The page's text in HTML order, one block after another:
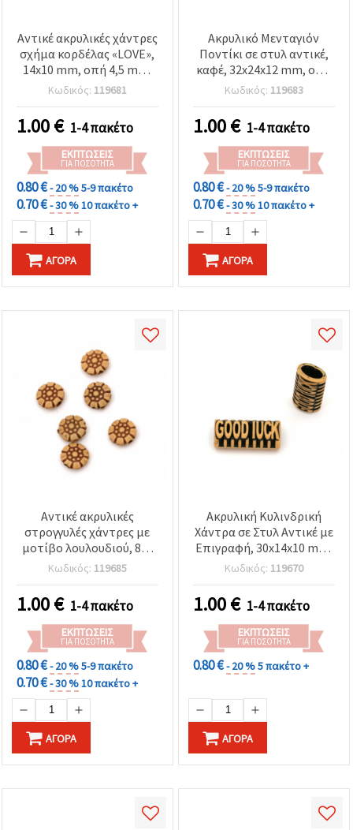
Αντικέ ακρυλικές χάντρες
σχήμα κορδέλας «LOVE»,
14x10 mm, οπή 4,5 mm,
καφέ, 50 g (~80 τεμ.)
Κωδικός: 119681
1.00€ 1-4 πακέτο
ΕΚΠΤΏΣΕΙΣ
ΓΙΑ ΠΟΣΌΤΗΤΑ
0.80 €- 20 %5-9 πακέτο
0.70 €- 30 %10 πακέτο +
ΑΓΟΡΆ
Ακρυλικό Μενταγιόν
Ποντίκι σε στυλ αντικέ,
καφέ, 32x24x12 mm, οπή
3 mm - 50 γρ. (~20 τεμ.)
Κωδικός: 119683
1.00€ 1-4 πακέτο
ΕΚΠΤΏΣΕΙΣ
ΓΙΑ ΠΟΣΌΤΗΤΑ
0.80 €- 20 %5-9 πακέτο
0.70 €- 30 %10 πακέτο +
ΑΓΟΡΆ
Αντικέ ακρυλικές
στρογγυλές χάντρες με
μοτίβο λουλουδιού, 8x5
mm, τρύπα: 1,5 mm,
καφέ – 50 g (~230 τεμ.)
Κωδικός: 119685
1.00€ 1-4 πακέτο
ΕΚΠΤΏΣΕΙΣ
ΓΙΑ ΠΟΣΌΤΗΤΑ
0.80 €- 20 %5-9 πακέτο
0.70 €- 30 %10 πακέτο +
ΑΓΟΡΆ
Ακρυλική Κυλινδρική
Χάντρα σε Στυλ Αντικέ με
Επιγραφή, 30x14x10 mm,
Οπή: 10x5 mm, Καφέ - 50
g (~29 τεμ.)
Κωδικός: 119670
1.00€ 1-4 πακέτο
ΕΚΠΤΏΣΕΙΣ
ΓΙΑ ΠΟΣΌΤΗΤΑ
0.80 €- 20 %5 πακέτο +
ΑΓΟΡΆ